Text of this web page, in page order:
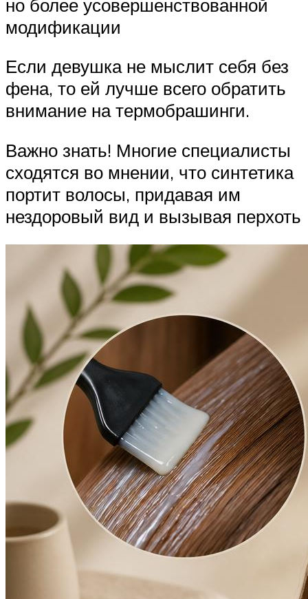
но более усовершенствованной
модификации
Если девушка не мыслит себя без
фена, то ей лучше всего обратить
внимание на термобрашинги.
Важно знать! Многие специалисты
сходятся во мнении, что синтетика
портит волосы, придавая им
нездоровый вид и вызывая перхоть